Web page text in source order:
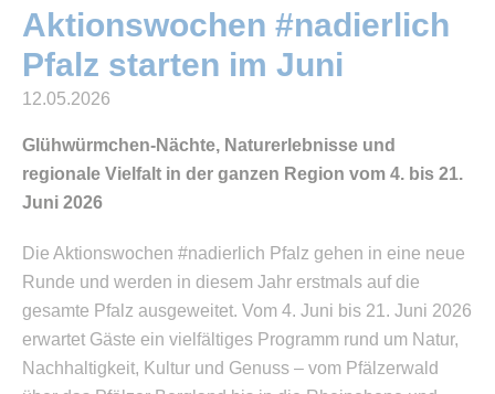
Aktionswochen #nadierlich
Pfalz starten im Juni
12.05.2026
Glühwürmchen-Nächte, Naturerlebnisse und
regionale Vielfalt in der ganzen Region vom 4. bis 21.
Juni 2026
Die Aktionswochen #nadierlich Pfalz gehen in eine neue
Runde und werden in diesem Jahr erstmals auf die
gesamte Pfalz ausgeweitet. Vom 4. Juni bis 21. Juni 2026
erwartet Gäste ein vielfältiges Programm rund um Natur,
Nachhaltigkeit, Kultur und Genuss – vom Pfälzerwald